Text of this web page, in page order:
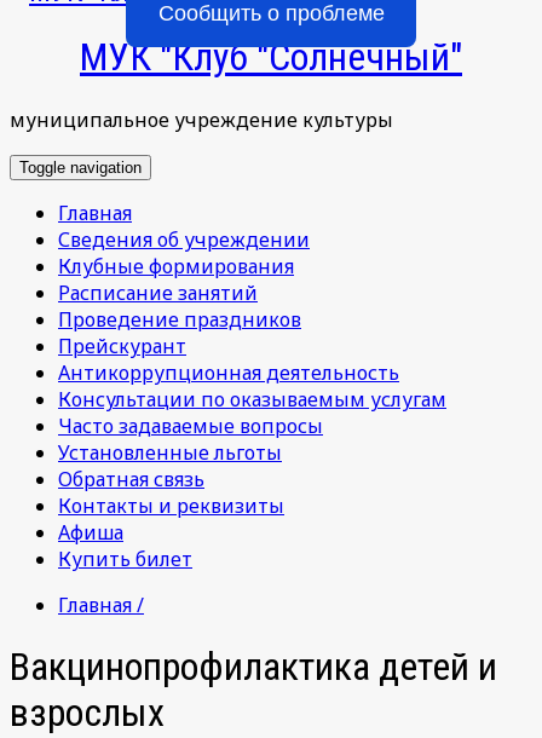
Сообщить о проблеме
МУК "Клуб "Солнечный"
муниципальное учреждение культуры
Toggle navigation
Главная
Сведения об учреждении
Клубные формирования
Расписание занятий
Проведение праздников
Прейскурант
Антикоррупционная деятельность
Консультации по оказываемым услугам
Часто задаваемые вопросы
Установленные льготы
Обратная связь
Контакты и реквизиты
Афиша
Купить билет
Главная /
Вакцинопрофилактика детей и
взрослых